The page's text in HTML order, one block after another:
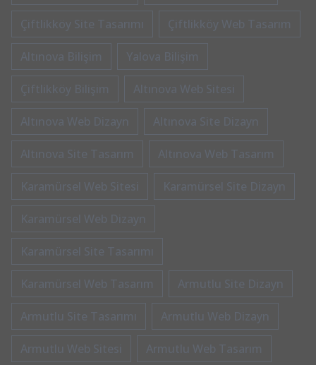
Çiftlikköy Site Tasarımı Çiftlikköy Web Tasarım
Altınova Bilişim Yalova Bilişim
Çiftlikköy Bilişim Altınova Web Sitesi
Altınova Web Dizayn Altınova Site Dizayn
Altınova Site Tasarım Altınova Web Tasarım
Karamürsel Web Sitesi Karamürsel Site Dizayn
Karamürsel Web Dizayn
Karamürsel Site Tasarımı
Karamürsel Web Tasarım Armutlu Site Dizayn
Armutlu Site Tasarımı Armutlu Web Dizayn
Armutlu Web Sitesi Armutlu Web Tasarım